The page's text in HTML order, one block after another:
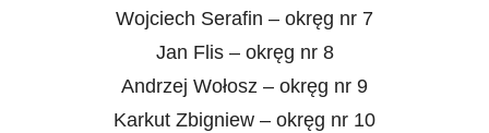
Wojciech Serafin – okręg nr 7
Jan Flis – okręg nr 8
Andrzej Wołosz – okręg nr 9
Karkut Zbigniew – okręg nr 10